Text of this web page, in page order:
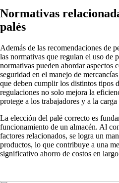
Normativas
palés
Además de las recomendaciones de
las normativas que regulan el uso de
normativas pueden abordar aspectos
seguridad en el manejo de
que deben cumplir los distintos tipos
regulaciones no solo mejora la
protege a los trabajadores y a la carga
La elección del palé correcto es
funcionamiento de un almacén. Al
factores relacionados, se logra un
productos, lo que contribuye a una
significativo ahorro de costos en